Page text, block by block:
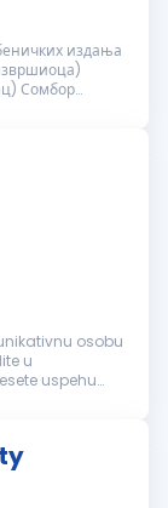
издања
Сомбор
osobu
u
uspehu